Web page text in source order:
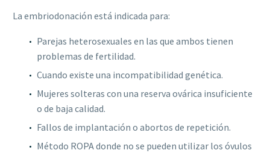
La embriodonación está indicada para:
Parejas heterosexuales en las que ambos tienen
problemas de fertilidad.
Cuando existe una incompatibilidad genética.
Mujeres solteras con una reserva ovárica insuficiente
o de baja calidad.
Fallos de implantación o abortos de repetición.
Método ROPA donde no se pueden utilizar los óvulos